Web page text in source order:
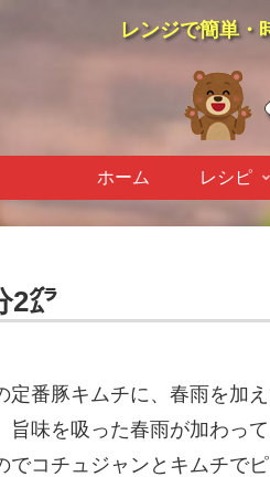
レンジで簡単・
ホーム レシピ
2㌘
定番豚キムチに、春雨を加
旨味を吸った春雨が加わっ
でコチュジャンとキムチで